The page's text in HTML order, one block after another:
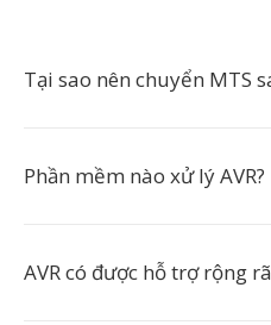
Tại sao nên chuyển MTS
Phần mềm nào xử lý AVR?
AVR có được hỗ trợ rộng